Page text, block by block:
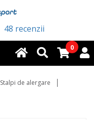
48 recenzii
0
Stalpi de alergare